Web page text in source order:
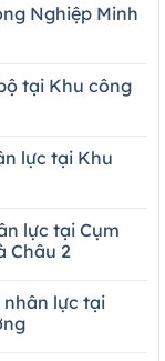
Nghiệp Minh
tại Khu công
lực tại Khu
lực tại Cụm
Châu 2
nhân lực tại